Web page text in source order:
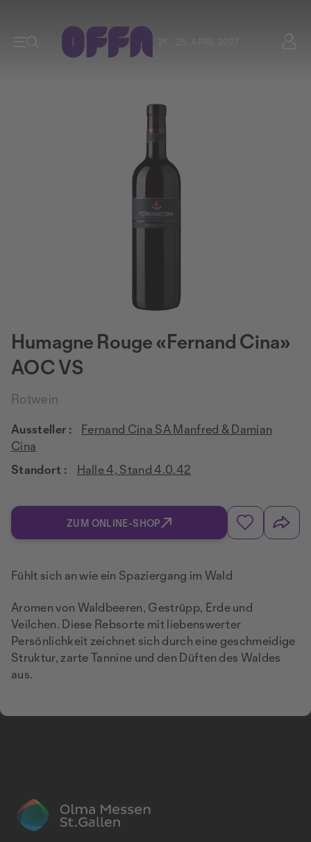
Humagne Rouge «Fernand Cina»
AOC VS
Rotwein
Aussteller :
Fernand Cina SA Manfred & Damian
Cina
Standort :
Halle 4, Stand 4.0.42
ZUM ONLINE-SHOP
Fühlt sich an wie ein Spaziergang im Wald
Aromen von Waldbeeren, Gestrüpp, Erde und
Veilchen. Diese Rebsorte mit liebenswerter
Persönlichkeit zeichnet sich durch eine geschmeidige
Struktur, zarte Tannine und den Düften des Waldes
aus.